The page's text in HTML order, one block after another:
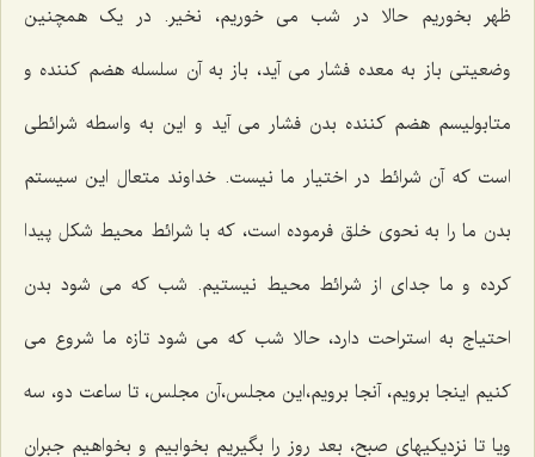
ظهر بخوریم حالا در شب می خوریم، نخیر. در یک همچنین
وضعیتی باز به معده فشار می آید، باز به آن سلسله هضم کننده و
متابولیسم هضم کننده بدن فشار می آید و این به واسطه شرائطی
است که آن شرائط در اختیار ما نیست. خداوند متعال این سیستم
بدن ما را به نحوی خلق فرموده است، که با شرائط محیط شکل پیدا
کرده و ما جدای از شرائط محیط نیستیم. شب که می شود بدن
احتیاج به استراحت دارد، حالا شب که می شود تازه ما شروع می
کنیم اینجا برویم، آنجا برویم،این مجلس،آن مجلس، تا ساعت دو، سه
ویا تا نزدیکیهای صبح، بعد روز را بگیریم بخوابیم و بخواهیم جبران